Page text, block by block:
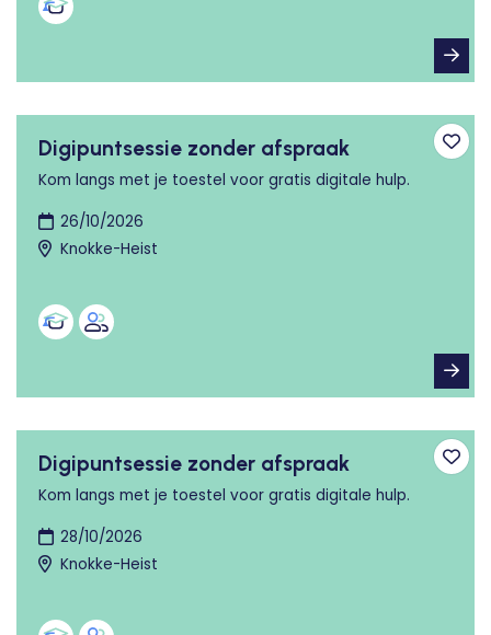
Digipuntsessie zonder afspraak
Kom langs met je toestel voor gratis digitale hulp.
26/10/2026
Knokke-Heist
Digipuntsessie zonder afspraak
Kom langs met je toestel voor gratis digitale hulp.
28/10/2026
Knokke-Heist